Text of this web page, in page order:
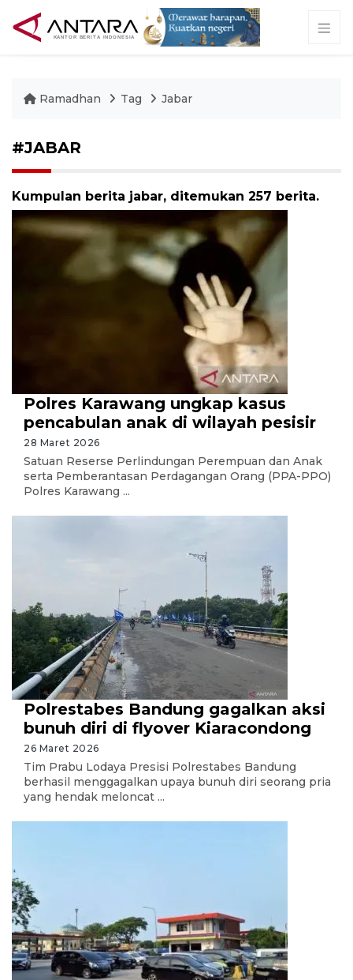
Ramadhan Tag Jabar
#JABAR
Kumpulan berita jabar, ditemukan 257 berita.
Polres Karawang ungkap kasus
pencabulan anak di wilayah pesisir
28 Maret 2026
Satuan Reserse Perlindungan Perempuan dan Anak
serta Pemberantasan Perdagangan Orang (PPA-PPO)
Polres Karawang ...
Polrestabes Bandung gagalkan aksi
bunuh diri di flyover Kiaracondong
26 Maret 2026
Tim Prabu Lodaya Presisi Polrestabes Bandung
berhasil menggagalkan upaya bunuh diri seorang pria
yang hendak meloncat ...